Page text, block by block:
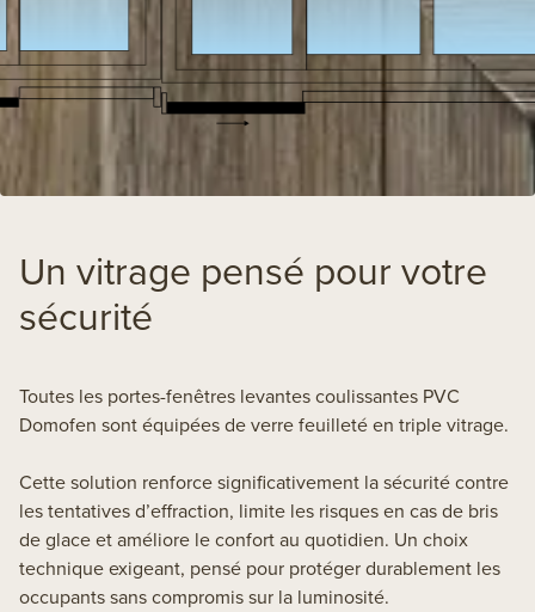
Un vitrage pensé pour votre
sécurité
Toutes les portes-fenêtres levantes coulissantes PVC
Domofen sont équipées de verre feuilleté en triple vitrage.
Cette solution renforce significativement la sécurité contre
les tentatives d’effraction, limite les risques en cas de bris
de glace et améliore le confort au quotidien. Un choix
technique exigeant, pensé pour protéger durablement les
occupants sans compromis sur la luminosité.